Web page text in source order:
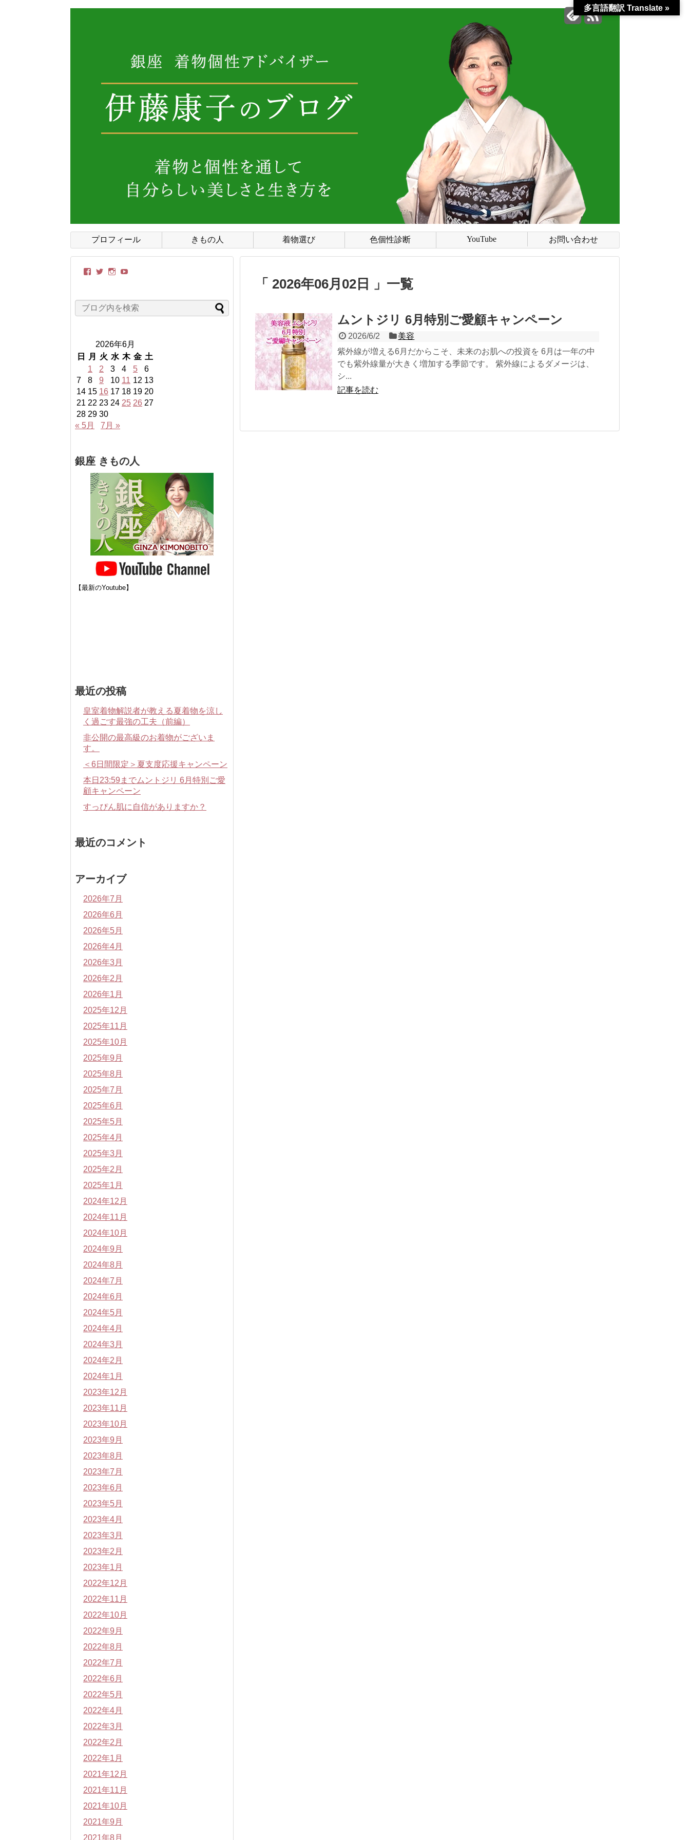
プロフィール きもの人 着物選び 色個性診断 YouTube お問い合わせ
2026年06月02日 一覧
ムントジリ 6月特別ご愛顧キャンペーン
2026/6/2
美容
紫外線が増える6月だからこそ、未来のお肌への投資を 6月は一年の中
でも紫外線量が大きく増加する季節です。 紫外線によるダメージは、
シ...
記事を読む
kimonobito
プ
ロ
ル
を
Facebook
で
表
示
itoyasuko
プ
ロ
ル
を
Twitter
で
表
示
kimonobito68
プ
ロ
ル
を
Instagram
で
表
示
の
プ
ー
ル
を
YouTube
で
表
示
2026年6月
日
月 火 水 木 金 土
1
2 3 4 5
6
7
8 9 10 11 12 13
14 15 16 17 18 19 20
21 22 23 24 25 26 27
28 29 30
« 5月
7月 »
銀座 きもの人
【最新のYoutube】
最近の投稿
皇室着物解説者が教える夏着物を涼し
く過ごす最強の工夫（前編）
非公開の最高級のお着物がございま
す。
＜6日間限定＞夏支度応援キャンペーン
本日23:59までムントジリ 6月特別ご愛
顧キャンペーン
すっぴん肌に自信がありますか？
最近のコメント
アーカイブ
2026年7月
2026年6月
2026年5月
2026年4月
2026年3月
2026年2月
2026年1月
2025年12月
2025年11月
2025年10月
2025年9月
2025年8月
2025年7月
2025年6月
2025年5月
2025年4月
2025年3月
2025年2月
2025年1月
2024年12月
2024年11月
2024年10月
2024年9月
2024年8月
2024年7月
2024年6月
2024年5月
2024年4月
2024年3月
2024年2月
2024年1月
2023年12月
2023年11月
2023年10月
2023年9月
2023年8月
2023年7月
2023年6月
2023年5月
2023年4月
2023年3月
2023年2月
2023年1月
2022年12月
2022年11月
2022年10月
2022年9月
2022年8月
2022年7月
2022年6月
2022年5月
2022年4月
2022年3月
2022年2月
2022年1月
2021年12月
2021年11月
2021年10月
2021年9月
2021年8月
多言語翻訳 Translate »